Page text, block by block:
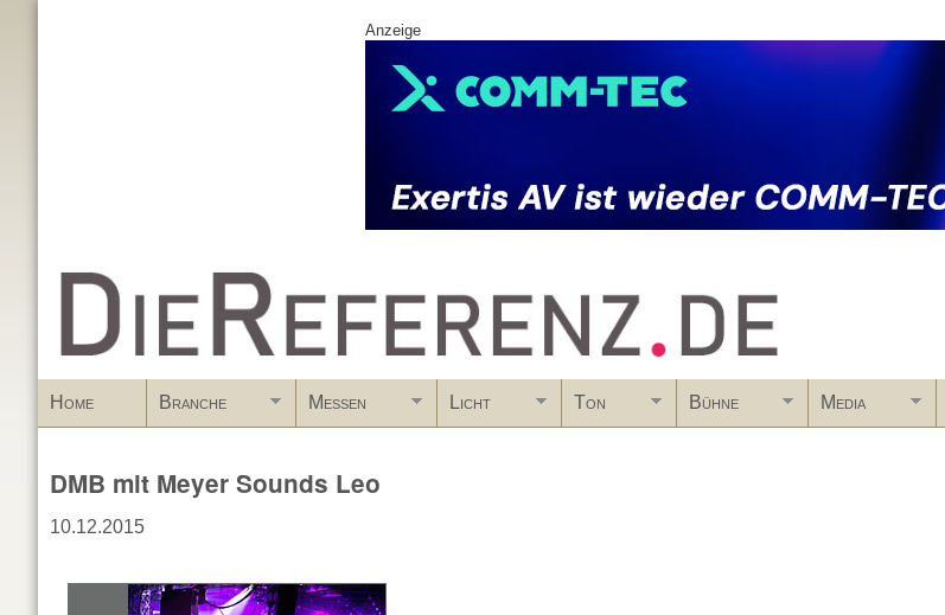
Anzeige
www.DieReferenz.de
Home Branche Messen Licht Ton Bühne Media
DMB mit Meyer Sounds Leo
10.12.2015